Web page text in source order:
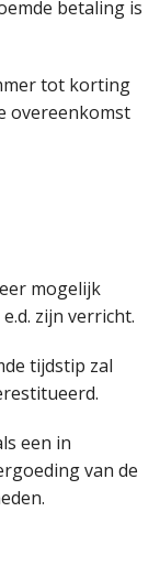
betaling is
tot korting
overeenkomst
mogelijk
zijn verricht.
tijdstip zal
een in
van de